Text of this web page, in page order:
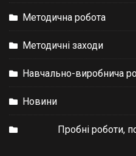
Методична робота
Методичні заходи
Навчально-виробнича
Новини
Пробні роботи,